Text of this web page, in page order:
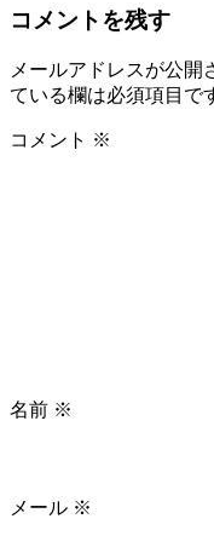
コメントを残す
メールアドレスが公開
ている欄は必須項目で
コメント ※
名前 ※
メール ※